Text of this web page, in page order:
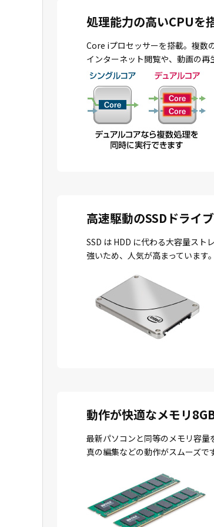
処理能力の高いCPUを
Core iプロセッサーを搭載。複数
インターネット閲覧や、動画の再
高速駆動のSSDドライ
SSD は HDD に代わる大容量スト
強いため、人気が高まっています。
動作が快適なメモリ
最新パソコンと同等のメモリ容
真の編集などの動作がスムーズです